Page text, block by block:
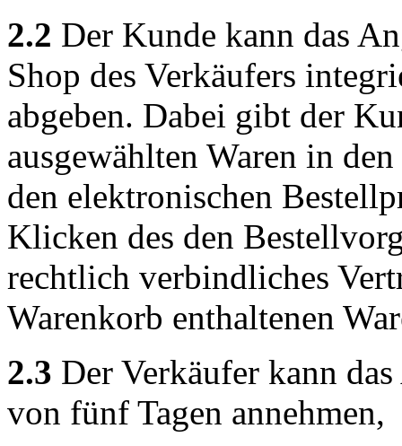
2.2 Der Kunde kann das
Shop des Verkäufers
abgeben. Dabei gibt der
ausgewählten Waren in
den elektronischen
Klicken des den
rechtlich verbindliches
Warenkorb enthaltenen
2.3 Der Verkäufer kann
von fünf Tagen annehmen,